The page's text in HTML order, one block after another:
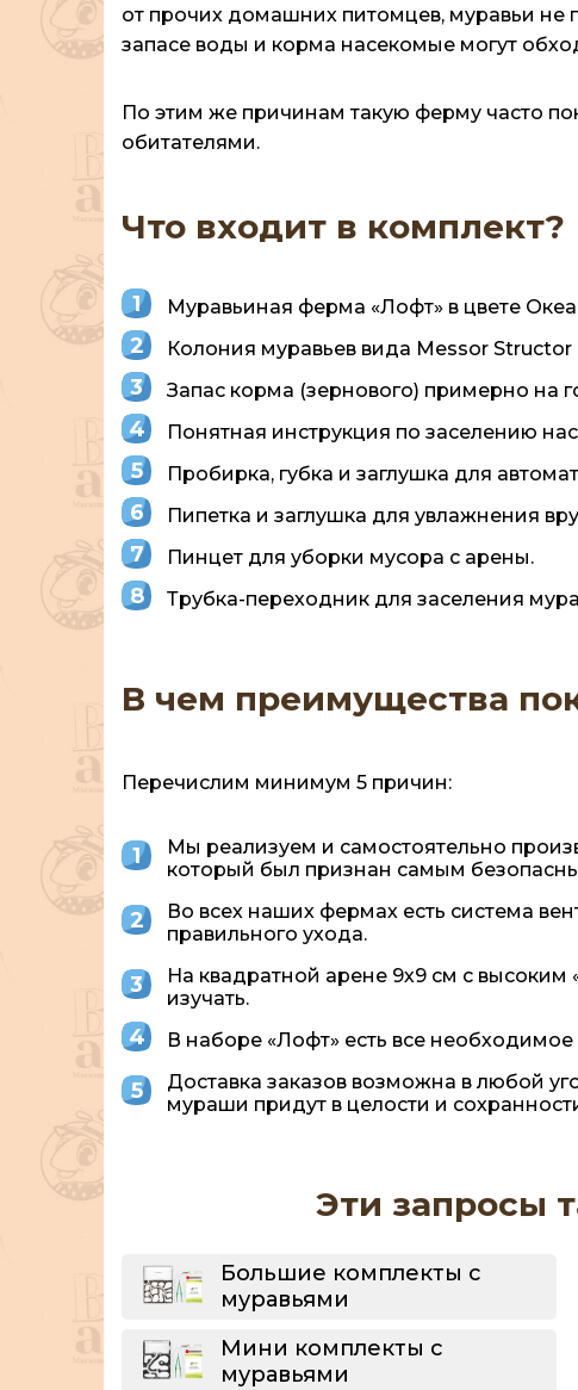
от прочих домашних питомцев, муравьи не
запасе воды и корма насекомые могут
По этим же причинам такую ферму часто
обитателями.
Что входит в комплект?
Муравьиная ферма «Лофт» в цвете
Колония муравьев вида Messor
Запас корма (зернового) примерно на
Понятная инструкция по заселению
Пробирка, губка и заглушка для
Пипетка и заглушка для увлажнения
Пинцет для уборки мусора с арены.
Трубка-переходник для заселения
В чем преимущества
Перечислим минимум 5 причин:
Мы реализуем и самостоятельно
который был признан самым
Во всех наших фермах есть система
правильного ухода.
На квадратной арене 9х9 см с
изучать.
В наборе «Лофт» есть все
Доставка заказов возможна в любой
мураши придут в целости и
Эти запросы
Большие комплекты с
муравьями
Мини комплекты с
муравьями